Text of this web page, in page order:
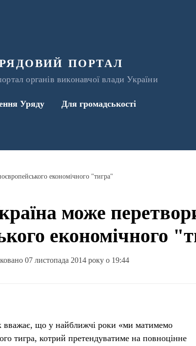
портал
органів виконавчої влади України
Уряду Для громадськості
економічного "тигра"
може
економічного
07 листопада 2014 року о 19:44
вважає, що у найближчі роки «ми матимемо
тигра, котрий претендуватиме на повноцінне